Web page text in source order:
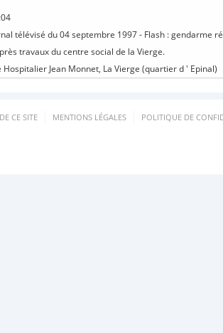
télévisé du 04 septembre 1997 - Flash : gendarme
travaux du centre social de la Vierge.
Hospitalier Jean Monnet, La Vierge (quartier d ' Epinal)
CE SITE MENTIONS LÉGALES POLITIQUE DE